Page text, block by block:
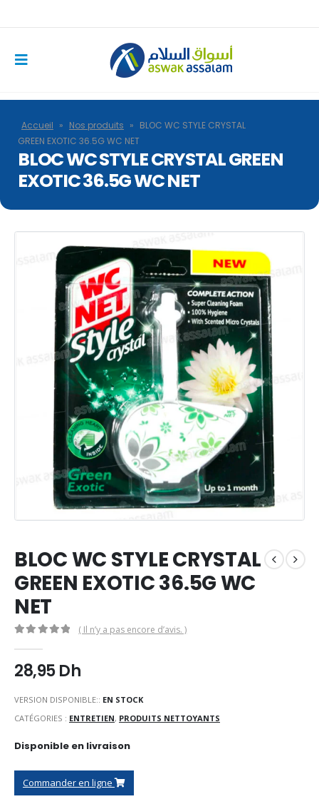
Accueil » Nos produits » BLOC WC STYLE CRYSTAL
GREEN EXOTIC 36.5G WC NET
BLOC WC STYLE CRYSTAL GREEN
EXOTIC 36.5G WC NET
BLOC WC STYLE CRYSTAL
GREEN EXOTIC 36.5G WC
NET
( Il n’y a pas encore d’avis. )
28,95Dh
VERSION DISPONIBLE:: EN STOCK
CATÉGORIES : ENTRETIEN, PRODUITS NETTOYANTS
Disponible en livraison
Commander en ligne